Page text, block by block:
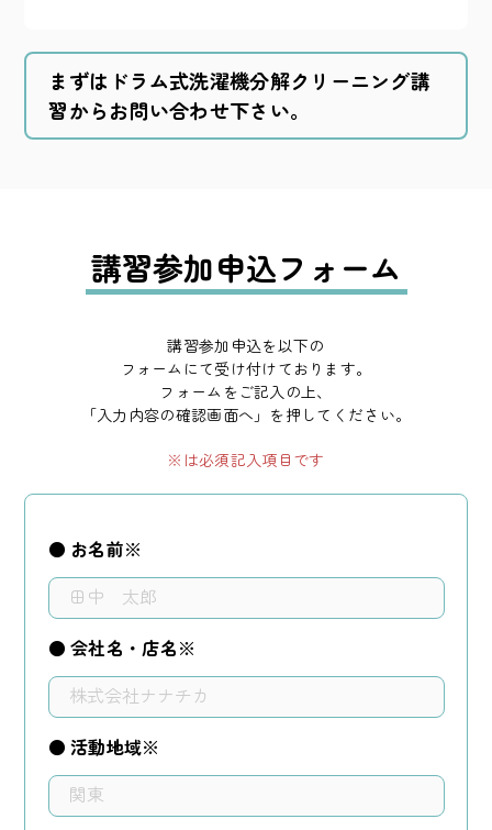
まずはドラム式洗濯機分解クリーニング講
習からお問い合わせ下さい。
講習参加申込フォーム
講習参加申込を以下の
フォームにて受け付けております。
フォームをご記入の上、
「入力内容の確認画面へ」を押してください。
※は必須記入項目です
● お名前※
● 会社名・店名※
● 活動地域※